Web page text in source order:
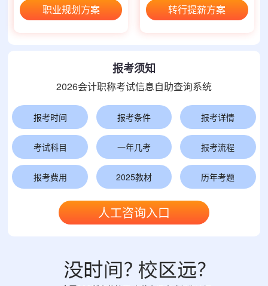
职业规划方案 转行提薪方案
报考须知
2026会计职称考试信息自助查询系统
报考时间 报考条件 报考详情
考试科目 一年几考 报考流程
报考费用 2025教材 历年考题
人工咨询入口